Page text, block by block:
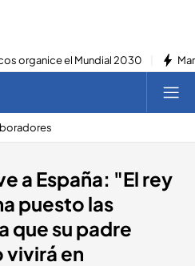
organice el Mundial 2030
a España: "El rey
puesto las
que su padre
vivirá en